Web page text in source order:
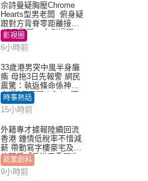
佘詩曼疑胸壓Chrome
Hearts型男老闆 俯身疑
跟對方背脊零距離接觸
網民驚呼：企側邊唔
得？
影視圈
6小時前
33歲港男突中風半身癱
瘓 母拖3日先報警 網民
震驚：執返條命係神蹟
自爆2個惡習｜Juicy叮
時事熱話
15小時前
外籍專才據報陸續回流
香港 鍾情低稅率不惜減
薪 帶動寫字樓豪宅及學
位競爭「香港已重現生
機」
商業創科
9小時前